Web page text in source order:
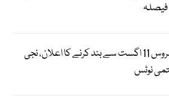
فیصلہ
میٹرو بس سروس 11 اگست سے بند کرنے کا اعلان، نجی
نوٹس